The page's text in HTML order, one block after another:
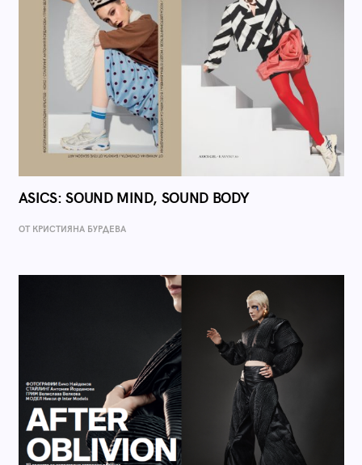
ASICS: SOUND MIND, SOUND BODY
ОТ КРИСТИЯНА БУРДЕВА